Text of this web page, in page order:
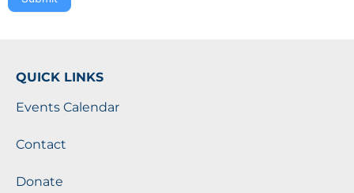
QUICK LINKS
Events Calendar
Contact
Donate